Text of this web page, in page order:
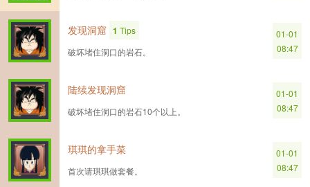
发现洞窟 1 Tips
破坏堵住洞口的岩石。
01-01
08:47
陆续发现洞窟
破坏堵住洞口的岩石10个以上。
01-01
08:47
琪琪的拿手菜
首次请琪琪做套餐。
01-01
08:47